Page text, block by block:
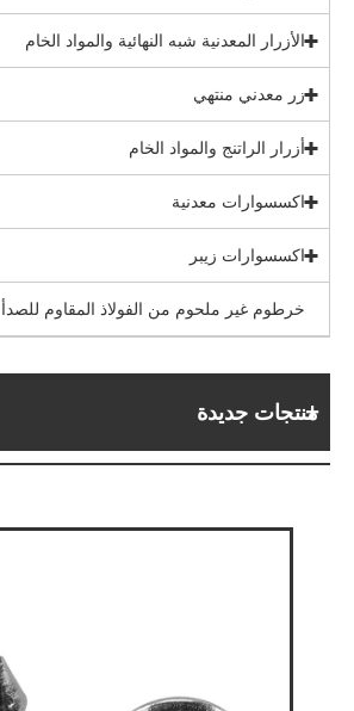
الأزرار المعدنية شبه النهائية والمواد الخام
زر معدني منتهي
أزرار الراتنج والمواد الخام
اكسسوارات معدنية
اكسسوارات زيبر
خرطوم غير ملحوم من الفولاذ المقاوم للصدأ
منتجات جديدة